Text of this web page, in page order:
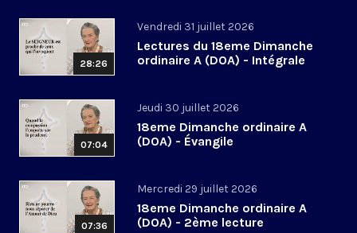
28:26
Vendredi 31 juillet 2026
Lectures du 18eme Dimanche
ordinaire A (DOA) - Intégrale
07:04
Jeudi 30 juillet 2026
18eme Dimanche ordinaire A
(DOA) - Évangile
07:36
Mercredi 29 juillet 2026
18eme Dimanche ordinaire A
(DOA) - 2ème lecture